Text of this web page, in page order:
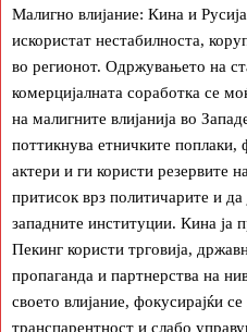
Малигно влијание: Кина и
искористат нестабилноста,
во регионот. Одржувањето на
комерцијалната соработка се
на малигните влијанија во
поттикнува етничките поплаки,
актери и ги користи резервите
притисок врз политичарите и да
западните институции. Кина ја
Пекинг користи трговија,
пропаганда и партнерства на
своето влијание, фокусирајќи
транспарентност и слабо